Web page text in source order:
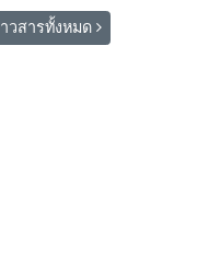
วสารทั้งหมด